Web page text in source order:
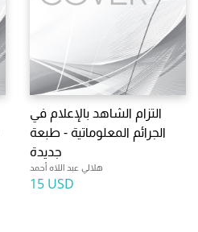
التزام الشاهد بالإعلام في
الجرائم المعلوماتية - طبعة
جديدة
هلالي عبد اللاه أحمد
15 USD